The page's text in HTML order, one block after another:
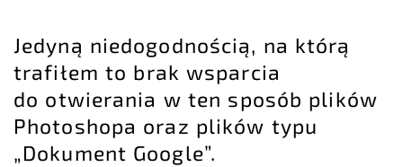
Jedyną niedogodnością, na którą
trafiłem to brak wsparcia
do otwierania w ten sposób plików
Photoshopa oraz plików typu
„Dokument Google”.